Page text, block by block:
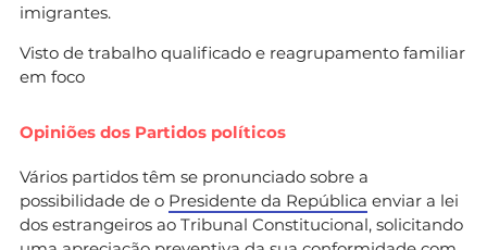
imigrantes.
Visto de trabalho qualificado e reagrupamento familiar
em foco
Opiniões dos Partidos políticos
Vários partidos têm se pronunciado sobre a
possibilidade de o Presidente da República enviar a lei
dos estrangeiros ao Tribunal Constitucional, solicitando